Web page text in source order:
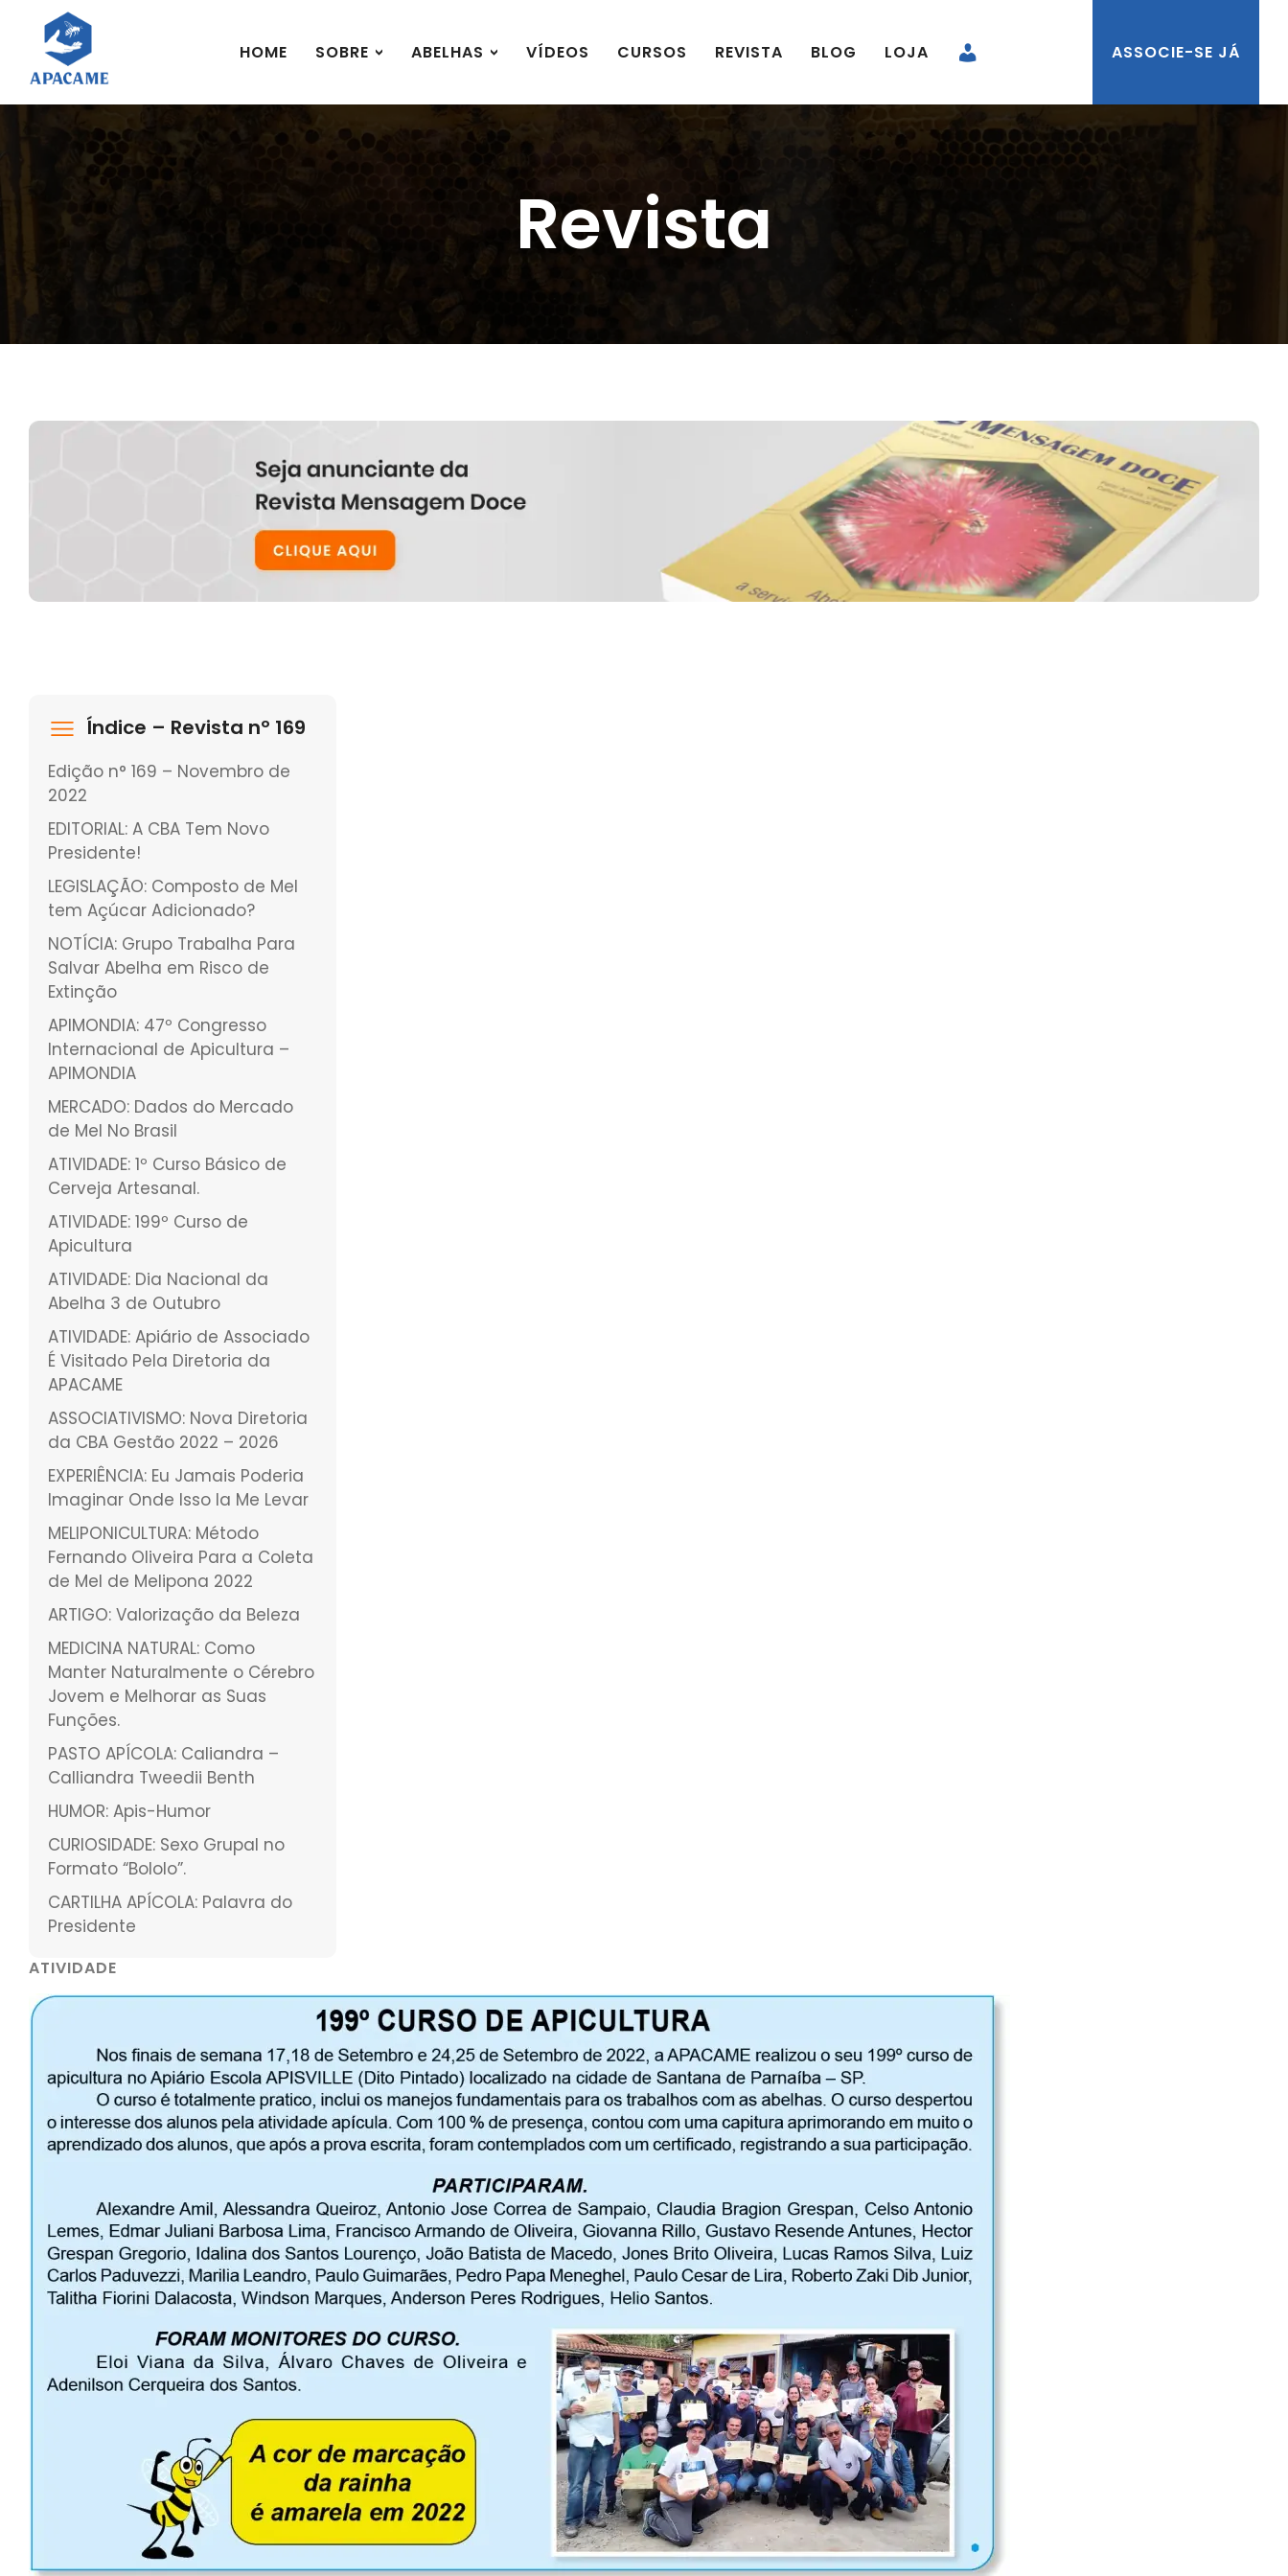
HOME SOBRE ABELHAS VÍDEOS CURSOS REVISTA BLOG LOJA ASSOCIE-SE JÁ
Revista
Índice – Revista nº 169
Edição n° 169 – Novembro de
2022
EDITORIAL: A CBA Tem Novo
Presidente!
LEGISLAÇÃO: Composto de Mel
tem Açúcar Adicionado?
NOTÍCIA: Grupo Trabalha Para
Salvar Abelha em Risco de
Extinção
APIMONDIA: 47º Congresso
Internacional de Apicultura –
APIMONDIA
MERCADO: Dados do Mercado
de Mel No Brasil
ATIVIDADE: 1º Curso Básico de
Cerveja Artesanal.
ATIVIDADE: 199º Curso de
Apicultura
ATIVIDADE: Dia Nacional da
Abelha 3 de Outubro
ATIVIDADE: Apiário de Associado
É Visitado Pela Diretoria da
APACAME
ASSOCIATIVISMO: Nova Diretoria
da CBA Gestão 2022 – 2026
EXPERIÊNCIA: Eu Jamais Poderia
Imaginar Onde Isso Ia Me Levar
MELIPONICULTURA: Método
Fernando Oliveira Para a Coleta
de Mel de Melipona 2022
ARTIGO: Valorização da Beleza
MEDICINA NATURAL: Como
Manter Naturalmente o Cérebro
Jovem e Melhorar as Suas
Funções.
PASTO APÍCOLA: Caliandra –
Calliandra Tweedii Benth
HUMOR: Apis-Humor
CURIOSIDADE: Sexo Grupal no
Formato “Bololo”.
CARTILHA APÍCOLA: Palavra do
Presidente
ATIVIDADE